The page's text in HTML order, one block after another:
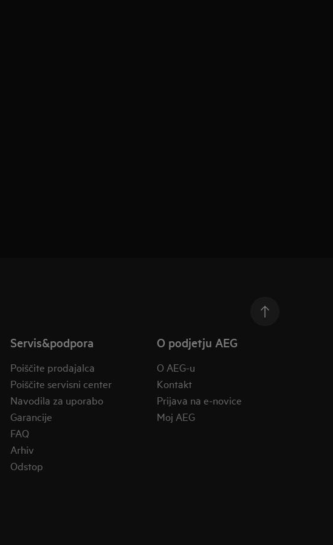
Servis&podpora
Poiščite prodajalca
Poiščite servisni center
Navodila za uporabo
Garancije
FAQ
Arhiv
Odstop
O podjetju AEG
O AEG-u
Kontakt
Prijava na e-novice
Moj AEG